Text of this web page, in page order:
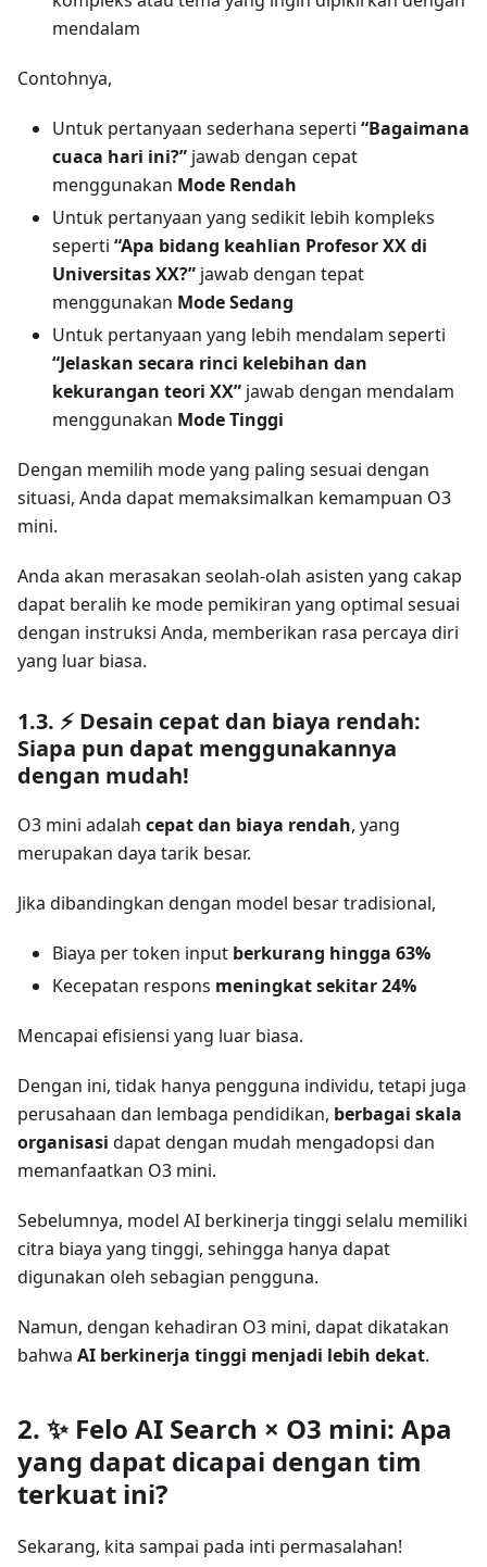
mendalam
Contohnya,
Untuk pertanyaan sederhana seperti “Bagaimana
cuaca hari ini?” jawab dengan cepat
menggunakan Mode Rendah
Untuk pertanyaan yang sedikit lebih kompleks
seperti “Apa bidang keahlian Profesor XX di
Universitas XX?” jawab dengan tepat
menggunakan Mode Sedang
Untuk pertanyaan yang lebih mendalam seperti
“Jelaskan secara rinci kelebihan dan
kekurangan teori XX” jawab dengan mendalam
menggunakan Mode Tinggi
Dengan memilih mode yang paling sesuai dengan
situasi, Anda dapat memaksimalkan kemampuan O3
mini.
Anda akan merasakan seolah-olah asisten yang cakap
dapat beralih ke mode pemikiran yang optimal sesuai
dengan instruksi Anda, memberikan rasa percaya diri
yang luar biasa.
1.3. ⚡️ Desain cepat dan biaya rendah:
Siapa pun dapat menggunakannya
dengan mudah!
O3 mini adalah cepat dan biaya rendah, yang
merupakan daya tarik besar.
Jika dibandingkan dengan model besar tradisional,
Biaya per token input berkurang hingga 63%
Kecepatan respons meningkat sekitar 24%
Mencapai efisiensi yang luar biasa.
Dengan ini, tidak hanya pengguna individu, tetapi juga
perusahaan dan lembaga pendidikan, berbagai skala
organisasi dapat dengan mudah mengadopsi dan
memanfaatkan O3 mini.
Sebelumnya, model AI berkinerja tinggi selalu memiliki
citra biaya yang tinggi, sehingga hanya dapat
digunakan oleh sebagian pengguna.
Namun, dengan kehadiran O3 mini, dapat dikatakan
bahwa AI berkinerja tinggi menjadi lebih dekat.
2. ✨ Felo AI Search × O3 mini: Apa
yang dapat dicapai dengan tim
terkuat ini?
Sekarang, kita sampai pada inti permasalahan!